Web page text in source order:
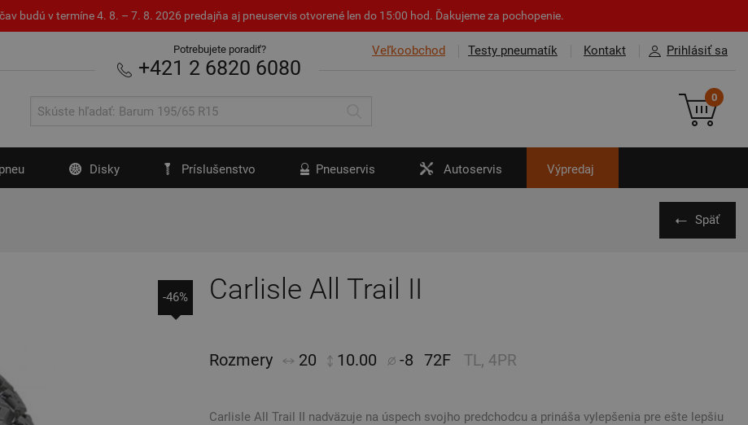
budú v termíne 4. 8. – 7. 8. 2026 predajňa aj pneuservis otvorené len do 15:00 hod. Ďakujeme za pochopenie.
Veľkoobchod Testy pneumatík Kontakt Prihlásiť sa
Potrebujete poradiť?
+421 2 6820 6080
0
Disky Príslušenstvo Pneuservis Autoservis Výpredaj
Späť
Carlisle All Trail II
Rozmery 20 10.00 -8 72F TL, 4PR
Carlisle All Trail II nadväzuje na úspech svojho predchodcu a prináša vylepšenia pre ešte lepšiu
-46%